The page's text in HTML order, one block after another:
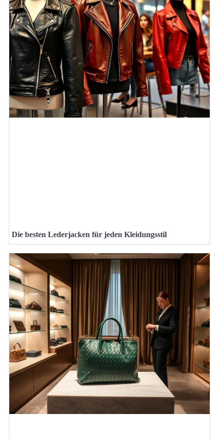
Die besten Lederjacken für jeden Kleidungsstil